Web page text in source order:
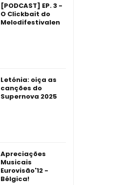
[PODCAST] EP. 3 -
O Clickbait do
Melodifestivalen
Letónia: oiça as
canções do
Supernova 2025
Apreciações
Musicais
Eurovisão'12 -
Bélgica!